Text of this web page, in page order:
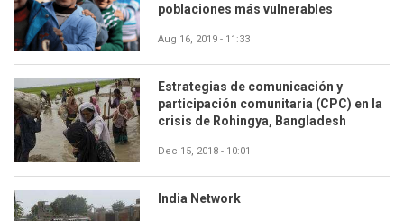
poblaciones más vulnerables
Aug 16, 2019 - 11:33
Estrategias de comunicación y
participación comunitaria (CPC) en la
crisis de Rohingya, Bangladesh
Dec 15, 2018 - 10:01
India Network